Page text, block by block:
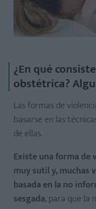
¿En qué
obstétrica?
Las formas de
basarse en las
de ellas.
Existe una forma de
muy sutil y, muchas
basada en la no
sesgada, para que la